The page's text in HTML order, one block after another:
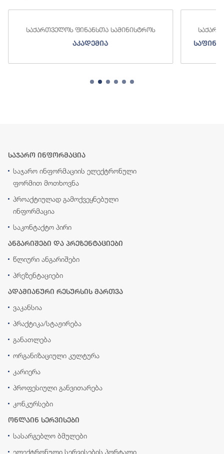
საქართველოს ფინანსთა სამინისტროს
აკადემია
საჯარო ინფორმაცია
საჯარო ინფორმაციის ელექტრონული
ფორმით მოთხოვნა
პროაქტიულად გამოქვეყნებული
ინფორმაცია
საკონტაქტო პირი
ანგარიშები და პრეზენტაციები
წლიური ანგარიშები
პრეზენტაციები
ადამიანური რესურსის მართვა
ვაკანსია
პრაქტიკა/სტაჟირება
განათლება
ორგანიზაციული კულტურა
კარიერა
პროფესიული განვითარება
კონკურსები
ონლაინ სერვისები
სასარგებლო ბმულები
ელექტრონული სერვისების პორტალი